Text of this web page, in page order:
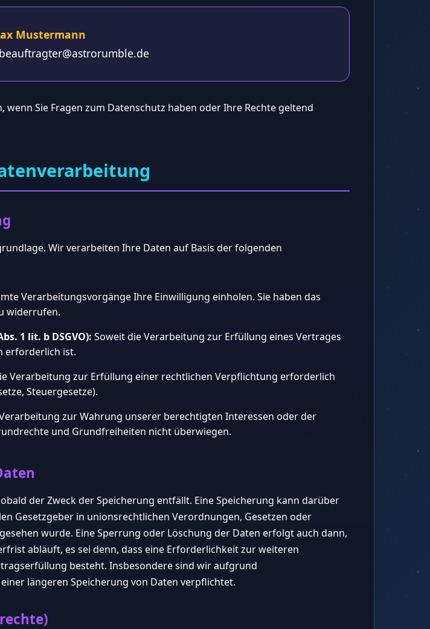
Mustermann
Sie Fragen zum Datenschutz haben oder Ihre Rechte geltend
Wir verarbeiten Ihre Daten auf Basis der folgenden
Verarbeitungsvorgänge Ihre Einwilligung einholen. Sie haben das
widerrufen.
1 lit. b DSGVO): Soweit die Verarbeitung zur Erfüllung eines Vertrages
erforderlich ist.
Verarbeitung zur Erfüllung einer rechtlichen Verpflichtung erforderlich
Steuergesetze).
zur Wahrung unserer berechtigten Interessen oder der
und Grundfreiheiten nicht überwiegen.
der Zweck der Speicherung entfällt. Eine Speicherung kann darüber
Gesetzgeber in unionsrechtlichen Verordnungen, Gesetzen oder
wurde. Eine Sperrung oder Löschung der Daten erfolgt auch dann,
abläuft, es sei denn, dass eine Erforderlichkeit zur weiteren
besteht. Insbesondere sind wir aufgrund
längeren Speicherung von Daten verpflichtet.